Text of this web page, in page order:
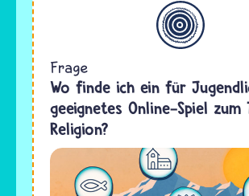
Allgemein
Frage
Wo finde ich ein für
geeignetes Online-Spiel zum
Religion?